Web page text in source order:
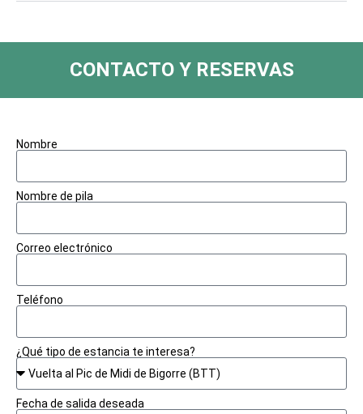
CONTACTO Y RESERVAS
Nombre
Nombre de pila
Correo electrónico
Teléfono
¿Qué tipo de estancia te interesa?
Fecha de salida deseada